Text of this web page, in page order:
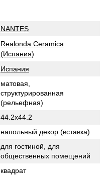
NANTES
Realonda Ceramica
(Испания)
Испания
матовая,
структурированная
(рельефная)
44.2x44.2
напольный декор (вставка)
для гостиной, для
общественных помещений
квадрат